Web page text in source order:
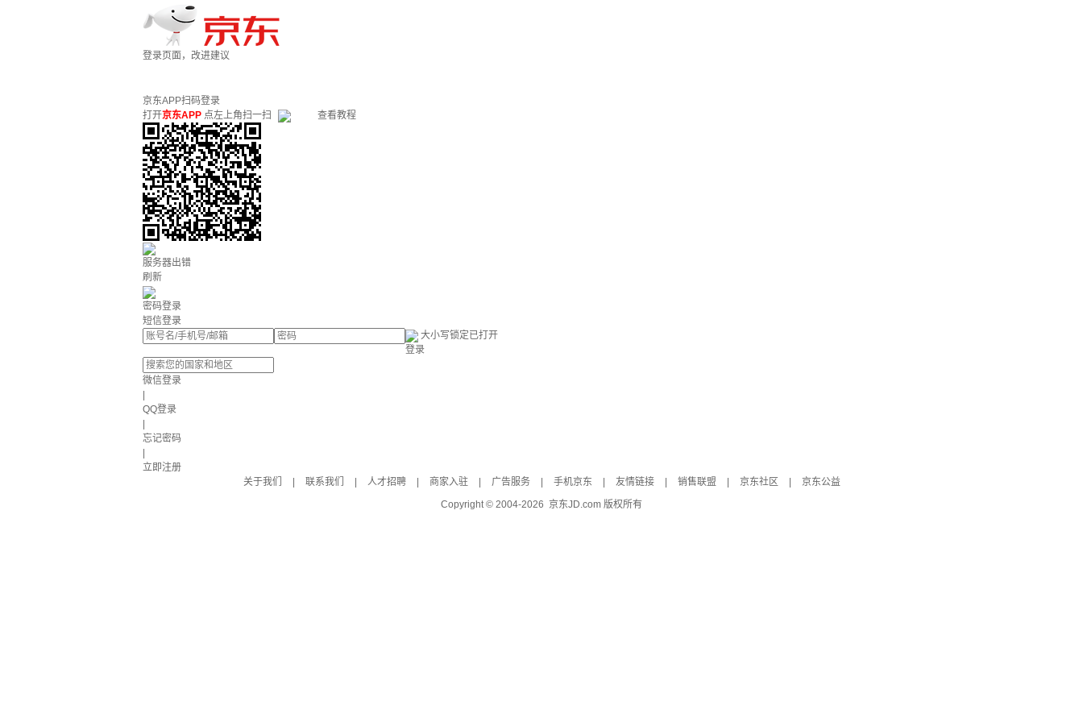
登录页面，改进建议
京东APP扫码登录
打开京东APP 点左上角扫一扫 查看教程
服务器出错
刷新
密码登录
短信登录
大小写锁定已打开
登录
微信登录
QQ登录
忘记密码
立即注册
关于我们
联系我们 人才招聘 商家入驻 广告服务 手机京东 友情链接 销售联盟 京东社区
京东公益
Copyright © 2004-2026 京东JD.com 版权所有